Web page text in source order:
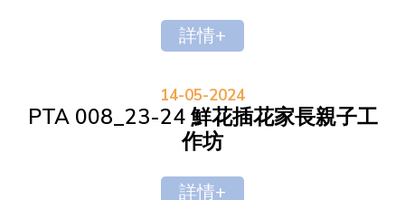
詳情+
14-05-2024
PTA 008_23-24 鮮花插花家長親子工
作坊
詳情+